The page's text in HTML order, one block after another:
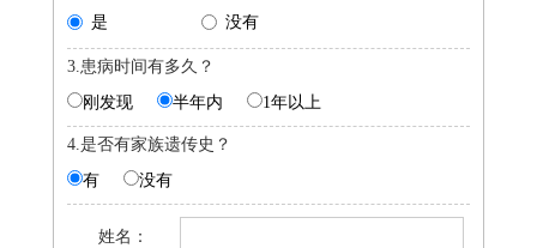
是
没有
3.患病时间有多久？
刚发现
半年内 1年以上
4.是否有家族遗传史？
有
没有
姓名：